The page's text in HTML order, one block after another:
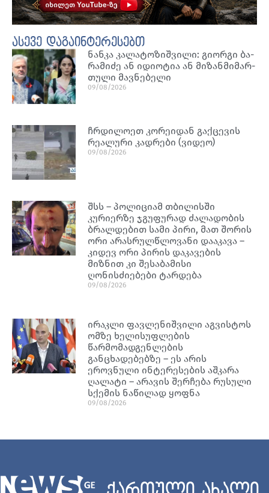
ასევე დაგაინტერესებთ
ნან­კა კა­ლა­ტო­ზიშ­ვი­ლი: გი­ორ­გი ბა­
რა­მი­ძე ან იდი­ო­ტია ან მი­ზან­მი­მარ­
თუ­ლი მავ­ნე­ბე­ლი
09/08/2026
ჩრდილოეთ კორეიდან გაქცევის
რეალური კადრები (ვიდეო)
09/08/2026
შსს – პოლიციამ თბილისში
კურიერზე ჯგუფურად ძალადობის
ბრალდებით სამი პირი, მათ შორის
ორი არასრულწლოვანი დააკავა –
კიდევ ორი პირის დაკავების
მიზნით კი შესაბამისი
ღონისძიებები ტარდება
09/08/2026
ირაკლი ფავლენიშვილი აგვისტოს
ომზე ხელისუფლების
წარმომადგენლების
განცხადებებზე – ეს არის
ეროვნული ინტერესების აშკარა
ღალატი – არავის შერჩება რუსული
სქემის ნაწილად ყოფნა
09/08/2026